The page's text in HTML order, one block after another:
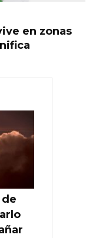
en zonas
de